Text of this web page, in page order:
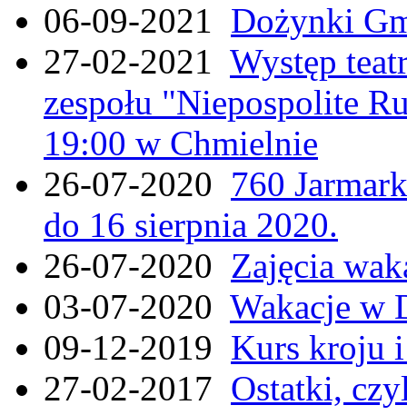
06-09-2021 Dożynki
27-02-2021 Występ
zespołu "Niepospolite
19:00 w Chmielnie
26-07-2020 760
do 16 sierpnia 2020.
26-07-2020 Zajęcia
03-07-2020 Wakacje w
09-12-2019 Kurs kroju i
27-02-2017 Ostatki,